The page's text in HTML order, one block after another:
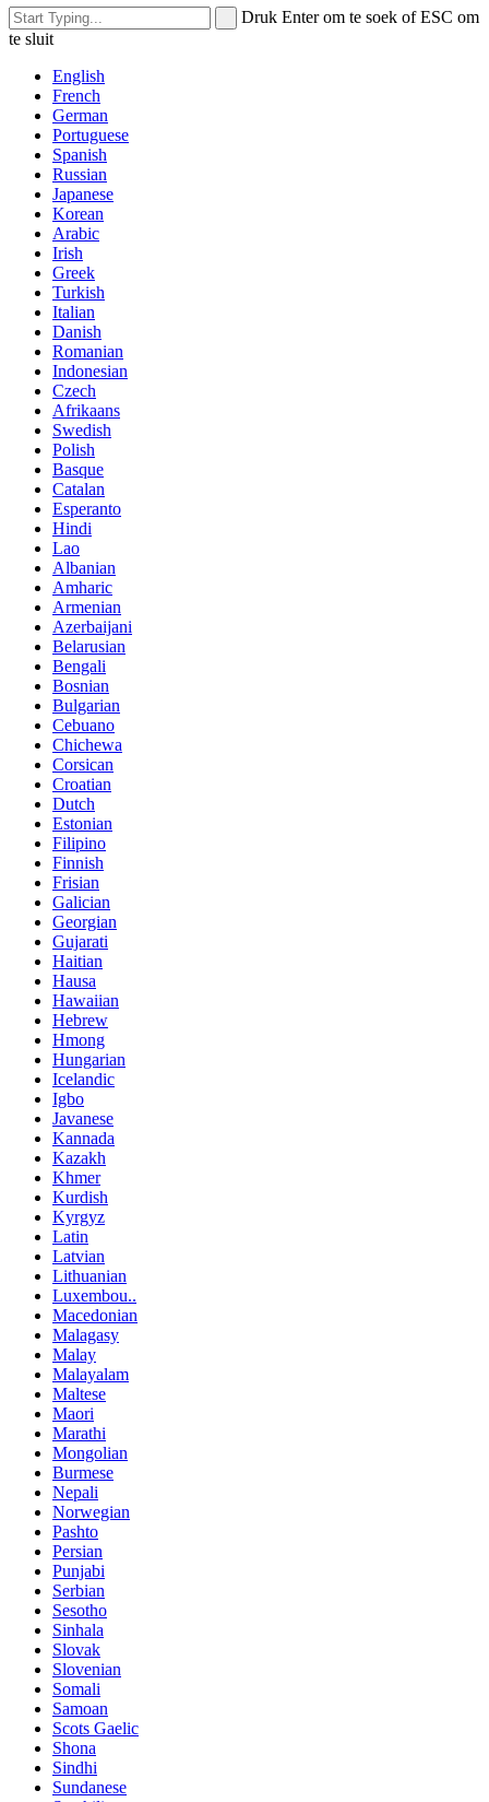
Druk Enter om te soek of ESC om
te sluit
English
French
German
Portuguese
Spanish
Russian
Japanese
Korean
Arabic
Irish
Greek
Turkish
Italian
Danish
Romanian
Indonesian
Czech
Afrikaans
Swedish
Polish
Basque
Catalan
Esperanto
Hindi
Lao
Albanian
Amharic
Armenian
Azerbaijani
Belarusian
Bengali
Bosnian
Bulgarian
Cebuano
Chichewa
Corsican
Croatian
Dutch
Estonian
Filipino
Finnish
Frisian
Galician
Georgian
Gujarati
Haitian
Hausa
Hawaiian
Hebrew
Hmong
Hungarian
Icelandic
Igbo
Javanese
Kannada
Kazakh
Khmer
Kurdish
Kyrgyz
Latin
Latvian
Lithuanian
Luxembou..
Macedonian
Malagasy
Malay
Malayalam
Maltese
Maori
Marathi
Mongolian
Burmese
Nepali
Norwegian
Pashto
Persian
Punjabi
Serbian
Sesotho
Sinhala
Slovak
Slovenian
Somali
Samoan
Scots Gaelic
Shona
Sindhi
Sundanese